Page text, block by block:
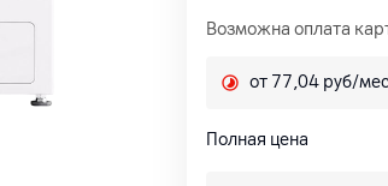
Возможна оплата
от 77,04 руб/
Полная цена